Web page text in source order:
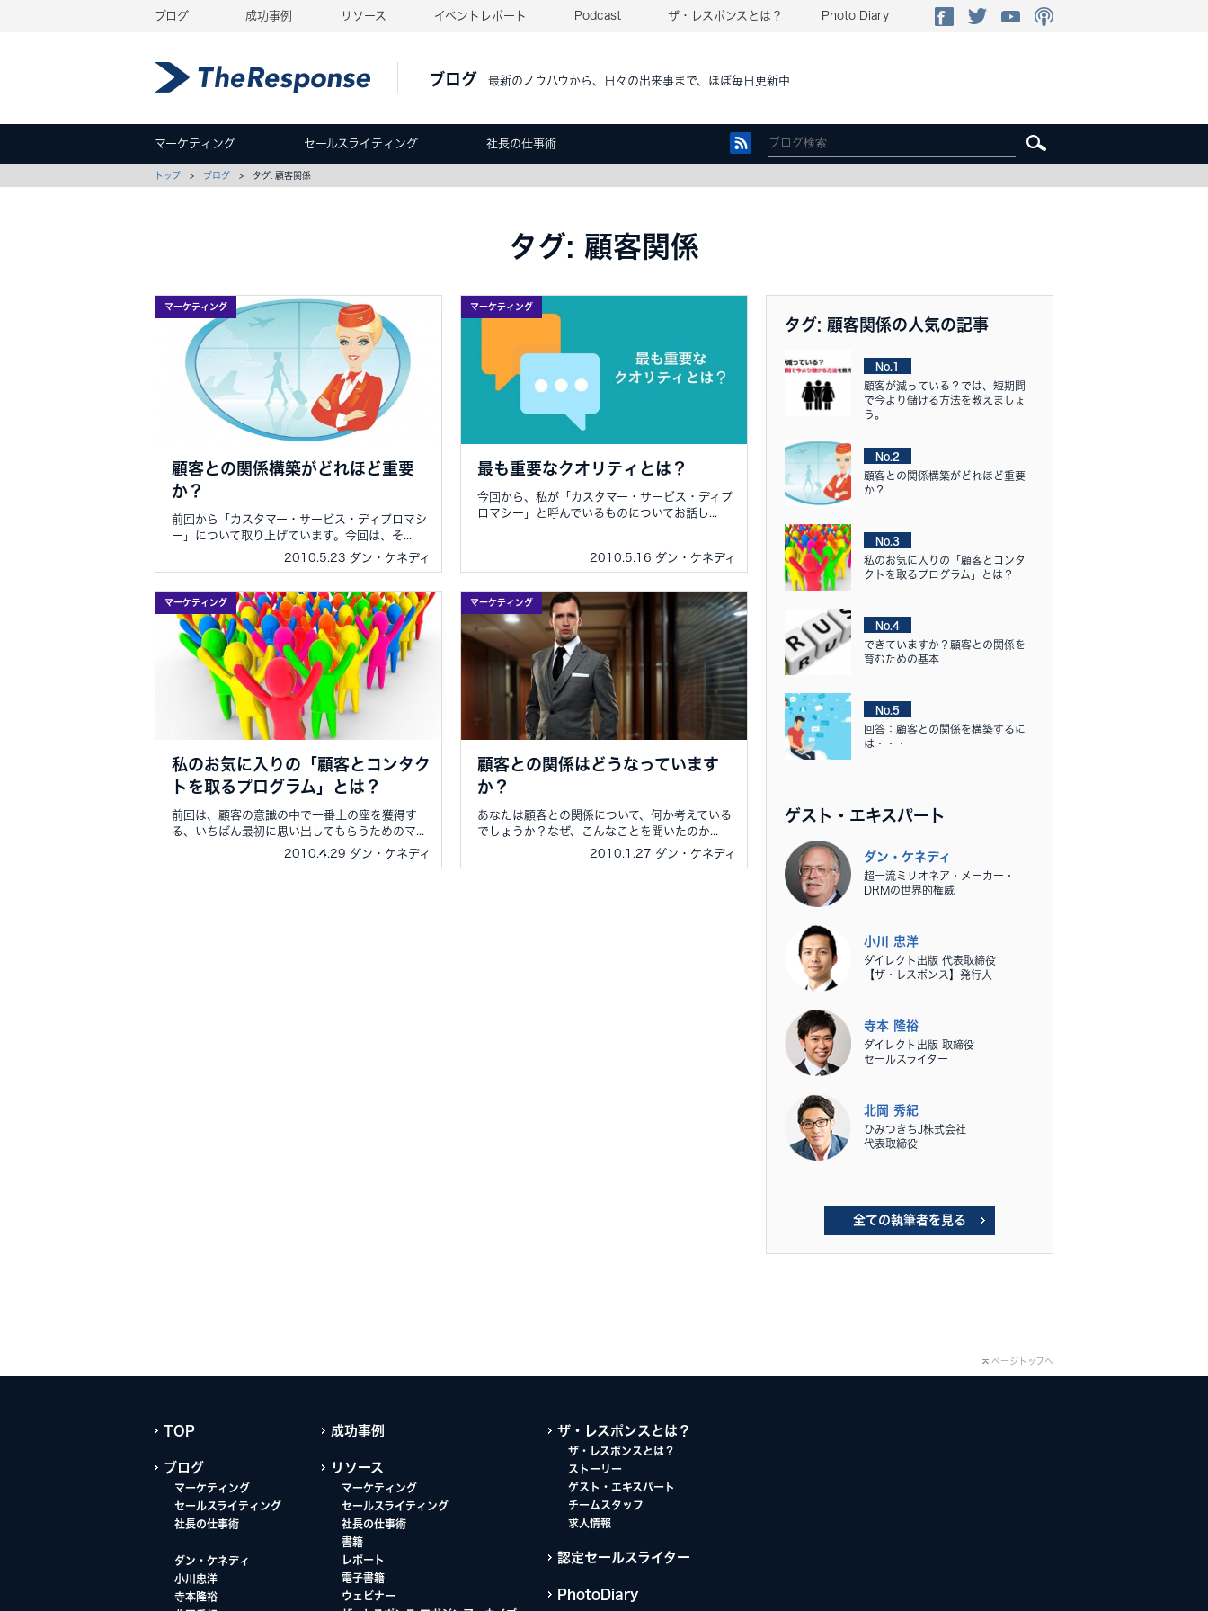
ブログ 成功事例 リソース イベントレポート Podcast ザ・レスポンスとは？ Photo Diary
ブログ 最新のノウハウから、日々の出来事まで、ほぼ毎日更新中
マーケティング セールスライティング 社長の仕事術
トップ > ブログ > タグ: 顧客関係
タグ: 顧客関係
マーケティング
顧客との関係構築がどれほど重要
か？
前回から「カスタマー・サービス・ディプロマシ
ー」について取り上げています。今回は、そ...
2010.5.23 ダン・ケネディ
マーケティング
最も重要なクオリティとは？
今回から、私が「カスタマー・サービス・ディプ
ロマシー」と呼んでいるものについてお話し...
2010.5.16 ダン・ケネディ
マーケティング
私のお気に入りの「顧客とコンタク
トを取るプログラム」とは？
前回は、顧客の意識の中で一番上の座を獲得す
る、いちばん最初に思い出してもらうためのマ...
2010.4.29 ダン・ケネディ
マーケティング
顧客との関係はどうなっています
か？
あなたは顧客との関係について、何か考えている
でしょうか？なぜ、こんなことを聞いたのか...
2010.1.27 ダン・ケネディ
タグ: 顧客関係の人気の記事
No.1
顧客が減っている？では、短期間
で今より儲ける方法を教えましょ
う。
No.2
顧客との関係構築がどれほど重要
か？
No.3
私のお気に入りの「顧客とコンタ
クトを取るプログラム」とは？
No.4
できていますか？顧客との関係を
育むための基本
No.5
回答：顧客との関係を構築するに
は・・・
ゲスト・エキスパート
ダン・ケネディ
超一流ミリオネア・メーカー・
DRMの世界的権威
小川 忠洋
ダイレクト出版 代表取締役
【ザ・レスポンス】発行人
寺本 隆裕
ダイレクト出版 取締役
セールスライター
北岡 秀紀
ひみつきちJ株式会社
代表取締役
全ての執筆者を見る
ページトップへ
TOP
ブログ
マーケティング
セールスライティング
社長の仕事術
ダン・ケネディ
小川忠洋
寺本隆裕
成功事例
リソース
マーケティング
セールスライティング
社長の仕事術
書籍
レポート
電子書籍
ウェビナー
ザ・レスポンスとは？
ザ・レスポンスとは？
ストーリー
ゲスト・エキスパート
チームスタッフ
求人情報
認定セールスライター
PhotoDiary